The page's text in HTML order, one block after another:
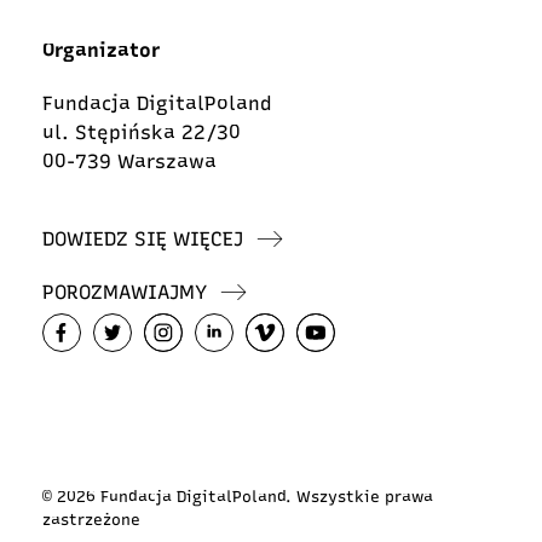
Organizator
Fundacja DigitalPoland
ul. Stępińska 22/30
00-739 Warszawa
DOWIEDZ SIĘ WIĘCEJ
POROZMAWIAJMY
© 2026 Fundacja DigitalPoland. Wszystkie prawa
zastrzeżone